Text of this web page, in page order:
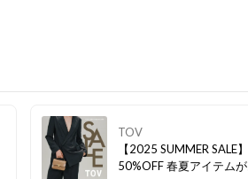
TOV
【2025 SUMMER SALE】 UP
50%OFF 春夏アイテムがお求めやす